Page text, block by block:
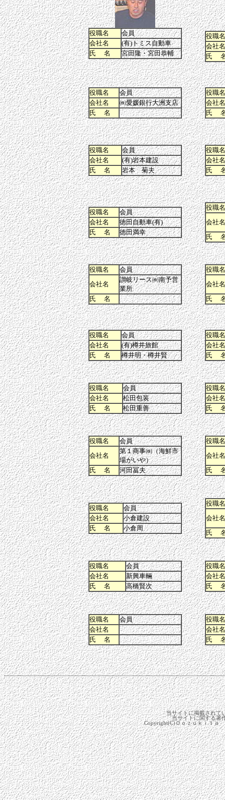
役職名
会員
会社名
(有)トミス自動車
氏 名
宮田隆・宮田恭輔
役職名
会社名
氏
役職名
会員
会社名
㈱愛媛銀行大洲支店
氏 名
役職名
会社名
氏
役職名
会員
会社名
(有)岩本建設
氏 名
岩本 菊夫
役職名
会社名
氏
役職名
会員
会社名
徳田自動車(有)
氏 名
徳田満幸
役職名
会社名
氏
役職名
会員
会社名
讃岐リース㈱南予営
業所
氏 名
役職名
会社名
氏
役職名
会員
会社名
(有)樽井旅館
氏 名
樽井明・樽井賢
役職名
会社名
氏
役職名
会員
会社名
松田包装
氏 名
松田重善
役職名
会社名
氏
役職名
会員
会社名
第１商事㈱（海鮮市
場がいや）
氏 名
河田冨夫
役職名
会社名
氏
役職名
会員
会社名
小倉建設
氏 名
小倉周
役職名
会社名
氏
役職名
会員
会社名
新興車輛
氏 名
高橋賢次
役職名
会社名
氏
役職名
会員
会社名
氏 名
役職名
会社名
氏
当サイトに掲載されて
当サイトに関する著
Copyright(C)Ｏｏｚｕｋｉｔａ